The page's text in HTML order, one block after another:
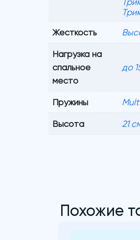
Жесткость
Нагрузка на
спальное
место
до
Пружины
Высота 21
Похожие